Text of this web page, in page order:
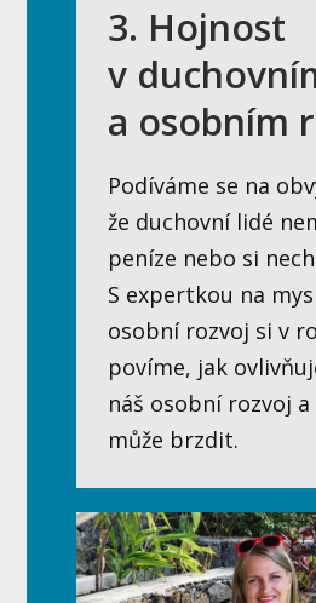
3. Hojnost
v
a osobním
Podíváme se na
že duchovní lidé
peníze nebo si
S expertkou na
osobní rozvoj si v
povíme, jak
náš osobní rozvoj a
může brzdit.